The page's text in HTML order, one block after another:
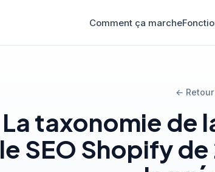
Comment ça marche
←
La taxonomie de
le SEO Shopify